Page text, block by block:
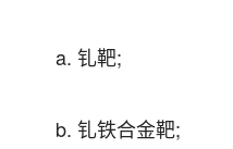
a. 钆靶;
b. 钆铁合金靶;